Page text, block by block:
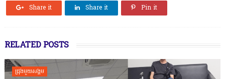
Share it Share it Pin it
RELATED POSTS
ជ្រុងមួយសង្គម